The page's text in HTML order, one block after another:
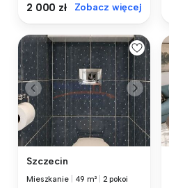
2 000 zł Zobacz więcej
Szczecin
Mieszkanie 49 m² 2 pokoi